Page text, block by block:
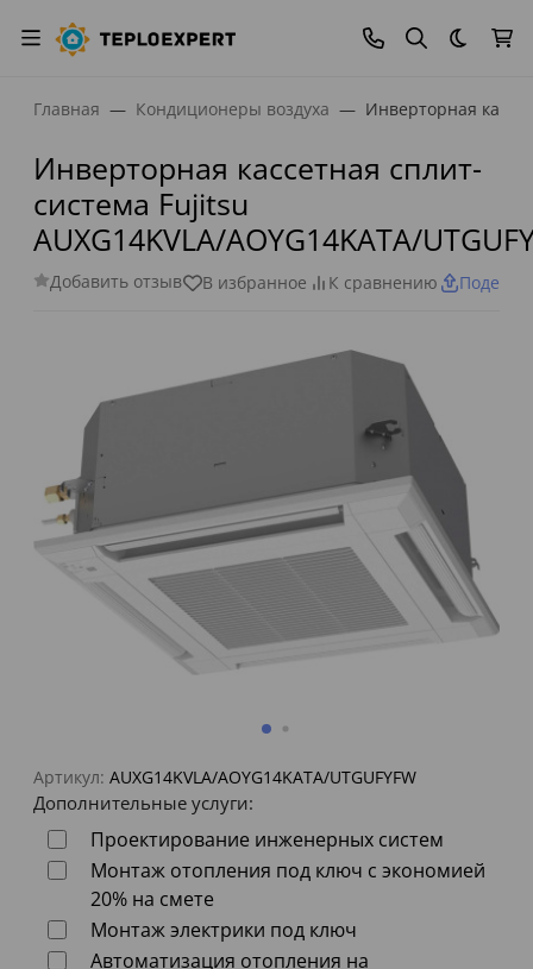
Темная
Главная Кондиционеры воздуха Инверторная
Инверторная кассетная сплит-
система Fujitsu
AUXG14KVLA/AOYG14KATA/
Добавить отзыв В избранное К сравнению
Артикул: AUXG14KVLA/AOYG14KATA/UTGUFYFW
Дополнительные услуги:
Проектирование инженерных систем
Монтаж отопления под ключ с экономией
20% на смете
Монтаж электрики под ключ
Автоматизация отопления на